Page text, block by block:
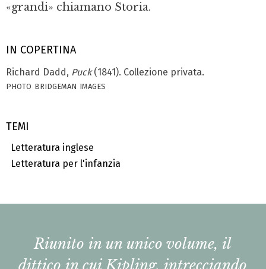
IN COPERTINA
Richard Dadd, Puck(1841). Collezione pri­vata.
photo bridgeman images
TEMI
Letteratura inglese
Letteratura per l'infanzia
«gran­di» chiamano Storia.
Riunito in un unico volume, il
dittico in cui Kipling, intrecciando